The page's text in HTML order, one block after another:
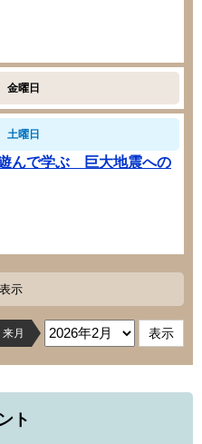
金曜日
土曜日
んで学ぶ 巨大地震への
示
来月
ト